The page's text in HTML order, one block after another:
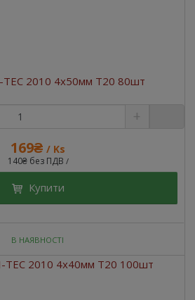
2010 4x50мм T20 80шт
169₴ / Ks
140₴ без ПДВ /
Купити
В НАЯВНОСТІ